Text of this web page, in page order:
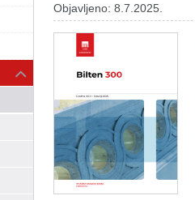
Objavljeno: 8.7.2025.